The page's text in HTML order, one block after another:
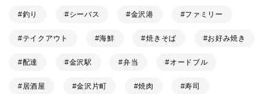
釣り シーバス 金沢港 ファミリー
テイクアウト 海鮮 焼きそば お好み焼き
配達 金沢駅 弁当 オードブル
居酒屋 金沢片町 焼肉 寿司